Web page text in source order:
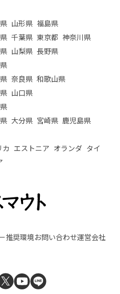
山形県 福島県
千葉県 東京都 神奈川県
山梨県 長野県
奈良県 和歌山県
山口県
大分県 宮崎県 鹿児島県
カ エストニア オランダ タイ
推奨環境お問い合わせ運営会社